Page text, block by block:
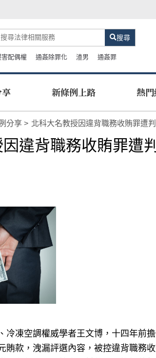
搜尋
害配偶權 通姦除罪化 渣男 通姦罪
新條例上路 熱
分享 北科大名教授因違背職務收賄罪遭
違背職務收賄罪遭
冷凍空調權威學者王文博，十四年前
賄款，洩漏評選內容，被控違背職務